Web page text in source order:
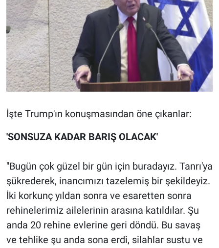
İşte Trump'ın konuşmasından öne çıkanlar:
'SONSUZA KADAR BARIŞ OLACAK'
"Bugün çok güzel bir gün için buradayız. Tanrı'ya
şükrederek, inancımızı tazelemiş bir şekildeyiz.
İki korkunç yıldan sonra ve esaretten sonra
rehinelerimiz ailelerinin arasına katıldılar. Şu
anda 20 rehine evlerine geri döndü. Bu savaş
ve tehlike şu anda sona erdi, silahlar sustu ve